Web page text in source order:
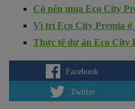
Có nên mua Eco City
Vị trí Eco City Premia ở
Thực tế dự án Eco City
Facebook
Twitter